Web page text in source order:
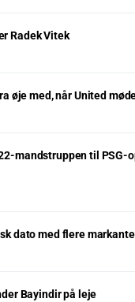
Radek Vitek
øje med, når United
mandstruppen til PSG-
dato med flere
Bayindir på leje